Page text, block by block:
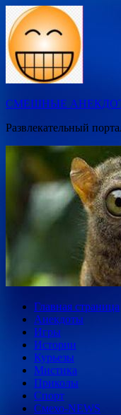
Перейти
содержимому
СМЕШНЫЕ
Развлекательный
Главная страница
Анекдоты
Игры
Истории
Курьезы
Мистика
Приколы
Спорт
Смехо-NEWS